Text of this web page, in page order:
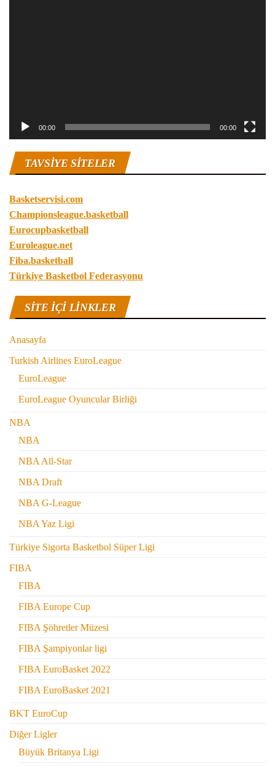
00:00 00:00
TAVSIYE SITELER
Basketservisi.com
Championsleague.basketball
Eurocupbasketball
Euroleague.net
Fiba.basketball
Türkiye Basketbol Federasyonu
SITE IÇI LINKLER
Anasayfa
Turkish Airlines EuroLeague
EuroLeague
EuroLeague Oyuncular Birliği
NBA
NBA
NBA All-Star
NBA Draft
NBA G-League
NBA Yaz Ligi
Türkiye Sigorta Basketbol Süper Ligi
FIBA
FIBA
FIBA Europe Cup
FIBA Şöhretler Müzesi
FIBA Şampiyonlar ligi
FIBA EuroBasket 2022
FIBA EuroBasket 2021
BKT EuroCup
Diğer Ligler
Büyük Britanya Ligi